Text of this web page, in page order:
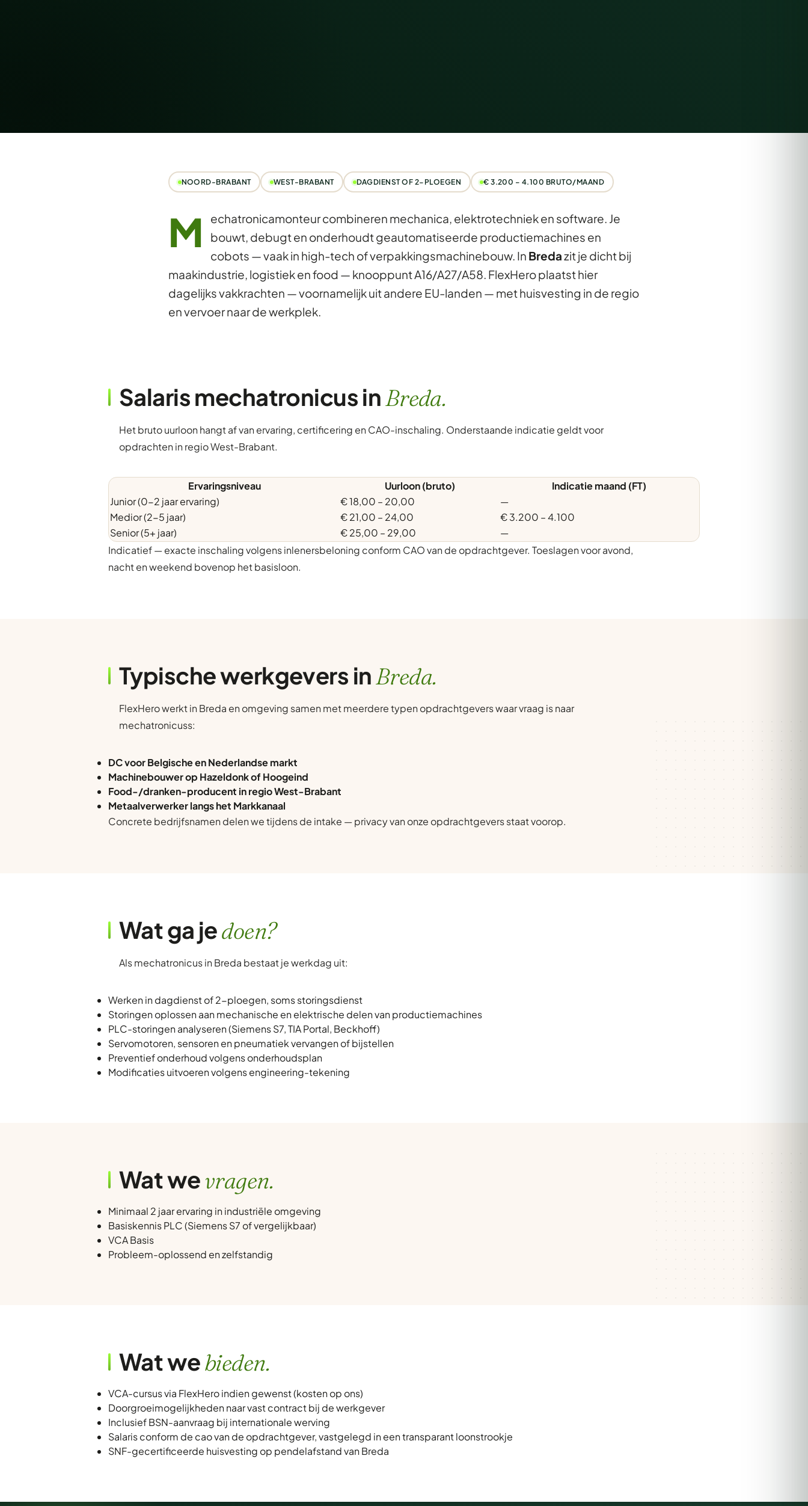
NOORD-BRABANT WEST-BRABANT DAGDIENST OF 2-PLOEGEN € 3.200 – 4.100 BRUTO/MAAND
M
echatronicamonteur combineren mechanica, elektrotechniek en software. Je
bouwt, debugt en onderhoudt geautomatiseerde productiemachines en
cobots — vaak in high-tech of verpakkingsmachinebouw. In Bredazit je dicht bij
maakindustrie, logistiek en food — knooppunt A16/A27/A58. FlexHero plaatst hier
dagelijks vakkrachten — voornamelijk uit andere EU-landen — met huisvesting in de regio
en vervoer naar de werkplek.
Salaris mechatronicus inBreda.
Het bruto uurloon hangt af van ervaring, certificering en CAO-inschaling. Onderstaande indicatie geldt voor
opdrachten in regio West-Brabant.
Ervaringsniveau Uurloon (bruto)
Indicatie maand (FT)
Junior (0-2 jaar ervaring)
€ 18,00 – 20,00
—
Medior (2-5 jaar)
€ 21,00 – 24,00
€ 3.200 – 4.100
Senior (5+ jaar)
€ 25,00 – 29,00
—
Indicatief — exacte inschaling volgens inlenersbeloning conform CAO van de opdrachtgever. Toeslagen voor avond,
nacht en weekend bovenop het basisloon.
Typische werkgevers inBreda.
FlexHero werkt in Breda en omgeving samen met meerdere typen opdrachtgevers waar vraag is naar
mechatronicuss:
DC voor Belgische en Nederlandse markt
Machinebouwer op Hazeldonk of Hoogeind
Food-/dranken-producent in regio West-Brabant
Metaalverwerker langs het Markkanaal
Concrete bedrijfsnamen delen we tijdens de intake — privacy van onze opdrachtgevers staat voorop.
Wat ga jedoen?
Als mechatronicus in Breda bestaat je werkdag uit:
Werken in dagdienst of 2-ploegen, soms storingsdienst
Storingen oplossen aan mechanische en elektrische delen van productiemachines
PLC-storingen analyseren (Siemens S7, TIA Portal, Beckhoff)
Servomotoren, sensoren en pneumatiek vervangen of bijstellen
Preventief onderhoud volgens onderhoudsplan
Modificaties uitvoeren volgens engineering-tekening
Wat wevragen.
Minimaal 2 jaar ervaring in industriële omgeving
Basiskennis PLC (Siemens S7 of vergelijkbaar)
VCA Basis
Probleem-oplossend en zelfstandig
Wat webieden.
VCA-cursus via FlexHero indien gewenst (kosten op ons)
Doorgroeimogelijkheden naar vast contract bij de werkgever
Inclusief BSN-aanvraag bij internationale werving
Salaris conform de cao van de opdrachtgever, vastgelegd in een transparant loonstrookje
SNF-gecertificeerde huisvesting op pendelafstand van Breda